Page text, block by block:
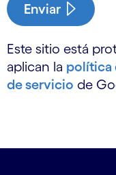
Enviar
Este sitio está
aplican la política
de servicio de